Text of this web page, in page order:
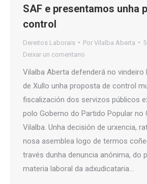
SAF e presentamos unha
control
Dereitos Laborais Por Vilalba Aberta
Deixar un comentario
Vilalba Aberta defenderá no vindeiro
de Xullo unha proposta de control
fiscalización dos servizos públicos
polo Goberno do Partido Popular no
Vilalba. Unha decisión de urxencia,
nosa asemblea logo de termos
través dunha denuncia anónima, do
materia laboral da adxudicataria…